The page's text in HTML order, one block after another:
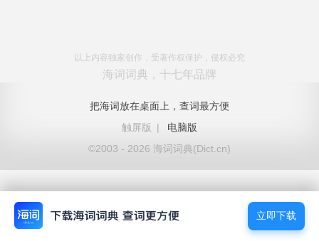
以上内容独家创作，受著作权保护，侵权必究
海词词典，十七年品牌
把海词放在桌面上，查词最方便
触屏版
|
电脑版
©2003 - 2026 海词词典(Dict.cn)
立即下载
立即下载